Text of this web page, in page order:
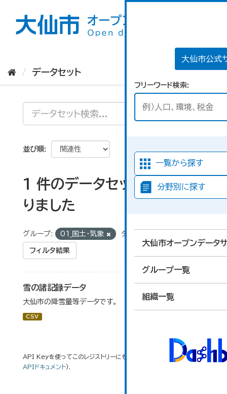
大仙市公式
フリーワード検索
一覧から探す
分野別に探す
大仙市オープンデータ
グループ一覧
組織一覧
データセット
並び順
1 件のデータセットが見つか
りました
グループ: 01_国土・気象 タグ:
フィルタ結果
雪の諸記録データ
大仙市の降雪量等データです。
CSV
API Keyを使ってこのレジストリーにもアクセス可能ですAPI(see
APIドキュメント).